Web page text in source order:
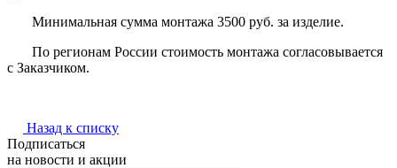
Минимальная сумма монтажа 3500 руб. за изделие.
По регионам России стоимость монтажа согласовывается
с Заказчиком.
Назад к списку
Подписаться
на новости и акции